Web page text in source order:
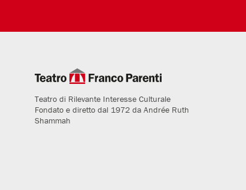
Teatro di Rilevante Interesse Culturale
Fondato e diretto dal 1972 da Andrée Ruth
Shammah